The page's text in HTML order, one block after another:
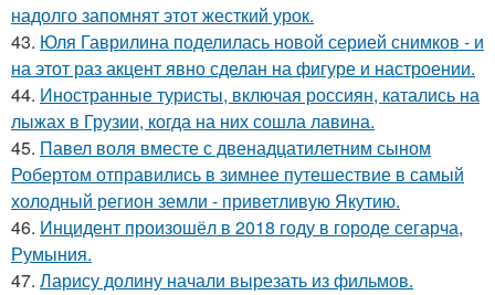
надолго запомнят этот жесткий урок.
43. Юля Гаврилина поделилась новой серией снимков - и
на этот раз акцент явно сделан на фигуре и настроении.
44. Иностранные туристы, включая россиян, катались на
лыжах в Грузии, когда на них сошла лавина.
45. Павел воля вместе с двенадцатилетним сыном
Робертом отправились в зимнее путешествие в самый
холодный регион земли - приветливую Якутию.
46. Инцидент произошёл в 2018 году в городе сегарча,
Румыния.
47. Ларису долину начали вырезать из фильмов.